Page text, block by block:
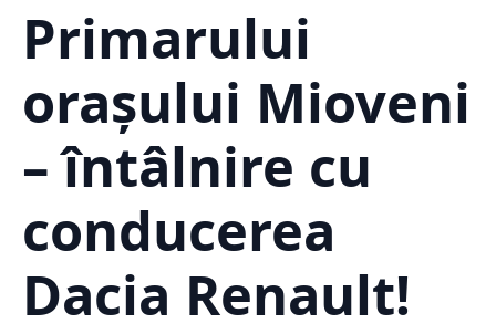
Primarului
orașului Mioveni
– întâlnire cu
conducerea
Dacia Renault!